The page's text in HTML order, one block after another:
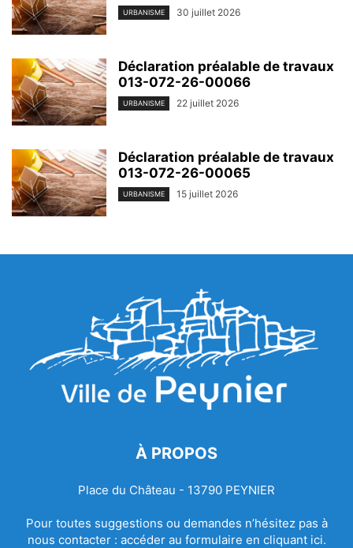
URBANISME 30 juillet 2026
Déclaration préalable de travaux
013-072-26-00066
URBANISME 22 juillet 2026
Déclaration préalable de travaux
013-072-26-00065
URBANISME 15 juillet 2026
À PROPOS
Place du Château - 13790 PEYNIER
Pour toutes suggestions ou demandes n’hésitez pas à
nous contacter : accéder au formulaire en cliquant ici.